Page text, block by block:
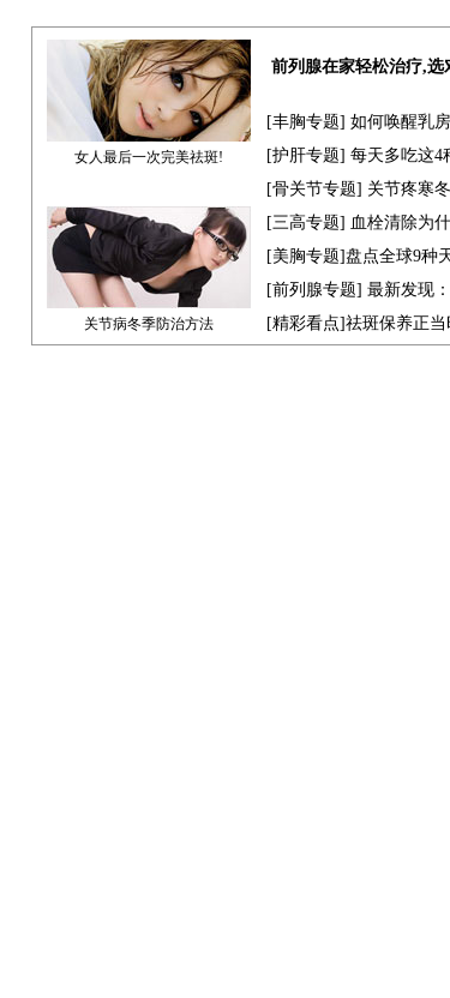
女人最后一次完美祛斑!
前列腺在家轻松治疗,选
[丰胸专题] 如何唤醒乳
[护肝专题] 每天多吃这4
[骨关节专题] 关节疼寒
关节病冬季防治方法
[三高专题] 血栓清除为
[美胸专题]盘点全球9种
[前列腺专题] 最新发现
[精彩看点]祛斑保养正